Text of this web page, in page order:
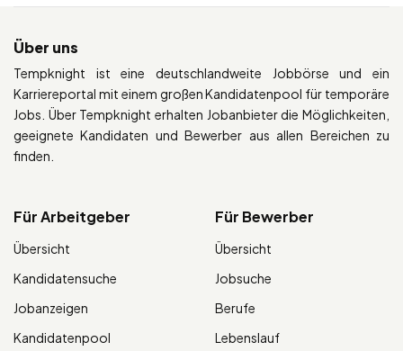
Über uns
Tempknight ist eine deutschlandweite Jobbörse und ein
Karriereportal mit einem großen Kandidatenpool für temporäre
Jobs. Über Tempknight erhalten Jobanbieter die Möglichkeiten,
geeignete Kandidaten und Bewerber aus allen Bereichen zu
finden.
Für Arbeitgeber
Übersicht
Kandidatensuche
Jobanzeigen
Kandidatenpool
Für Bewerber
Übersicht
Jobsuche
Berufe
Lebenslauf